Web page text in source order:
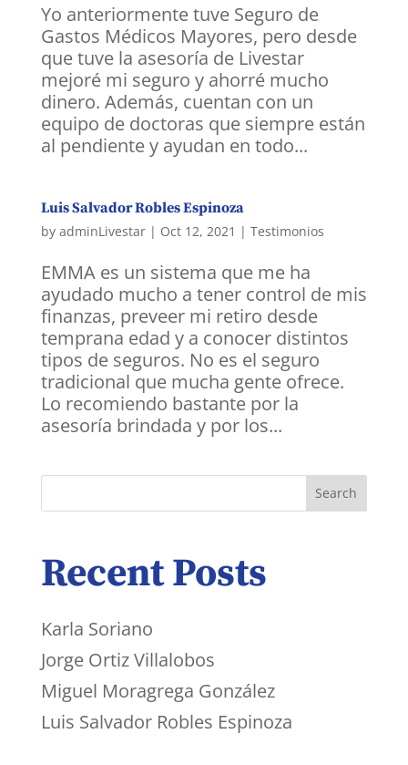
Yo anteriormente tuve Seguro de
Gastos Médicos Mayores, pero desde
que tuve la asesoría de Livestar
mejoré mi seguro y ahorré mucho
dinero. Además, cuentan con un
equipo de doctoras que siempre están
al pendiente y ayudan en todo...
Luis Salvador Robles Espinoza
by adminLivestar| Oct 12, 2021 | Testimonios
EMMA es un sistema que me ha
ayudado mucho a tener control de mis
finanzas, preveer mi retiro desde
temprana edad y a conocer distintos
tipos de seguros. No es el seguro
tradicional que mucha gente ofrece.
Lo recomiendo bastante por la
asesoría brindada y por los...
Search
Recent Posts
Karla Soriano
Jorge Ortiz Villalobos
Miguel Moragrega González
Luis Salvador Robles Espinoza